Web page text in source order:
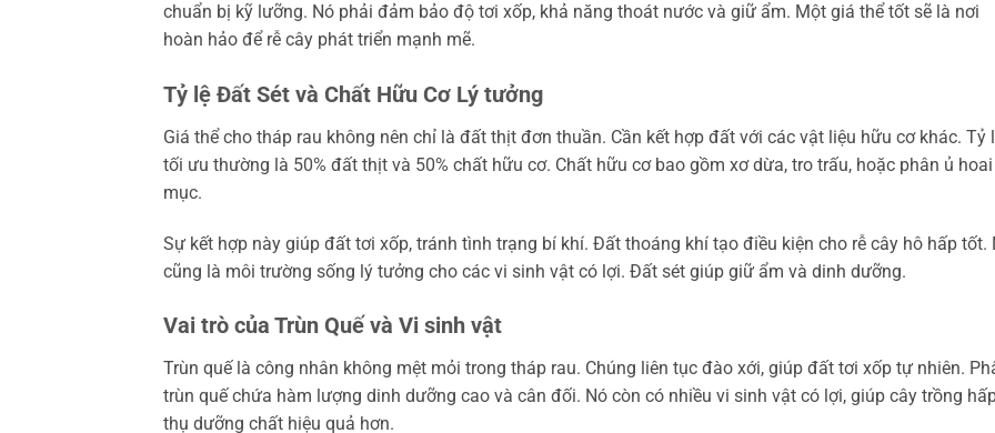
chuẩn bị kỹ lưỡng. Nó phải đảm bảo độ tơi xốp, khả năng thoát nước và giữ ẩm. Một giá thể tốt sẽ là nơi
hoàn hảo để rễ cây phát triển mạnh mẽ.
Tỷ lệ Đất Sét và Chất Hữu Cơ Lý tưởng
Giá thể cho tháp rau không nên chỉ là đất thịt đơn thuần. Cần kết hợp đất với các vật liệu hữu cơ khác. Tỷ
tối ưu thường là 50% đất thịt và 50% chất hữu cơ. Chất hữu cơ bao gồm xơ dừa, tro trấu, hoặc phân ủ hoai
mục.
Sự kết hợp này giúp đất tơi xốp, tránh tình trạng bí khí. Đất thoáng khí tạo điều kiện cho rễ cây hô hấp tốt.
cũng là môi trường sống lý tưởng cho các vi sinh vật có lợi. Đất sét giúp giữ ẩm và dinh dưỡng.
Vai trò của Trùn Quế và Vi sinh vật
Trùn quế là công nhân không mệt mỏi trong tháp rau. Chúng liên tục đào xới, giúp đất tơi xốp tự nhiên.
trùn quế chứa hàm lượng dinh dưỡng cao và cân đối. Nó còn có nhiều vi sinh vật có lợi, giúp cây trồng
thụ dưỡng chất hiệu quả hơn.